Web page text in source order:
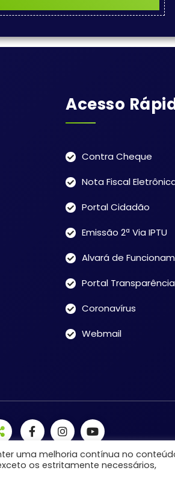
Acesso
Contra Cheque
Nota Fiscal
Portal Cidadão
Emissão 2ª Via IPTU
Alvará de
Portal Transparência
Coronavírus
Webmail
uma melhoria contínua no
os estritamente necessários,